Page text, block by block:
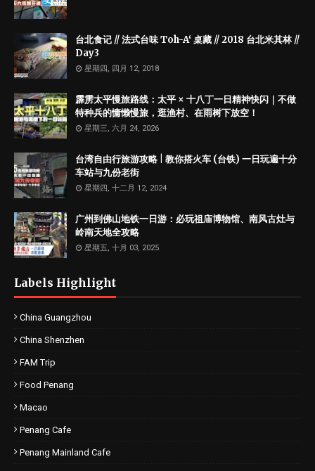
台北食记 // 法式台味 Toh-A‘ 桌藏 // 2018 台北米其林 //
Day3
星期四, 四月 12, 2018
霹雳太平慢旅路线：太平 × 十八丁一日精神快闪｜不做
特种兵的慵懒慢旅，逛渔村、在雨树下放空！
星期三, 六月 24, 2026
台湾自由行旅游攻略 | 教你搭火车 (台铁) 一日玩遍十分
车站与九份老街
星期四, 十二月 12, 2024
广州到佛山地铁一日游：必玩祖庙博物馆、南风古灶与
岭南天地全攻略
星期五, 十月 03, 2025
Labels Highlight
China Guangzhou
China Shenzhen
FAM Trip
Food Penang
Macao
Penang Cafe
Penang Mainland Cafe